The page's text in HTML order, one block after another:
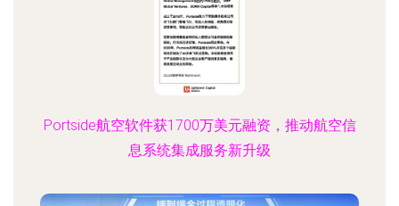
Portside航空软件获1700万美元融资，推动航空信
息系统集成服务新升级